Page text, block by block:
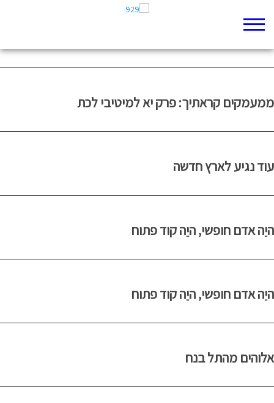
Index
ממעמקים קראתיך: פרק יא למיטיבי לכת
עוד נגיע לארץ חדשה
היֵה אדם חופשי, היֵה קוד פתוח
היֵה אדם חופשי, היֵה קוד פתוח
אלוהים מהתל בנח